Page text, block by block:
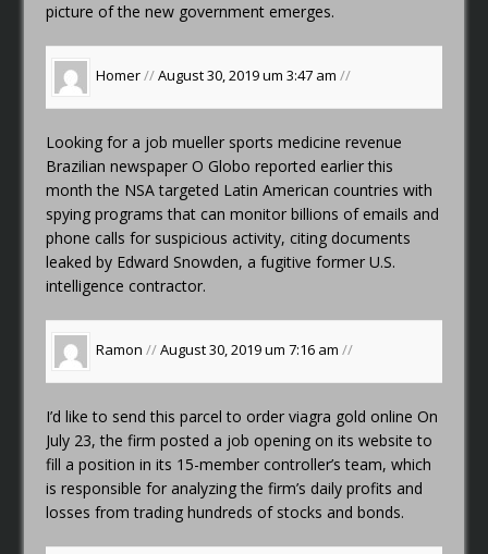
picture of the new government emerges.
Homer//August 30, 2019 um 3:47 am//
Looking for a jobmueller sports medicine revenue
Brazilian newspaper O Globo reported earlier this
month the NSA targeted Latin American countries with
spying programs that can monitor billions of emails and
phone calls for suspicious activity, citing documents
leaked by Edward Snowden, a fugitive former U.S.
intelligence contractor.
Ramon //August 30, 2019 um 7:16 am//
I’d like to send this parcel toorder viagra gold online On
July 23, the firm posted a job opening on its website to
fill a position in its 15-member controller’s team, which
is responsible for analyzing the firm’s daily profits and
losses from trading hundreds of stocks and bonds.